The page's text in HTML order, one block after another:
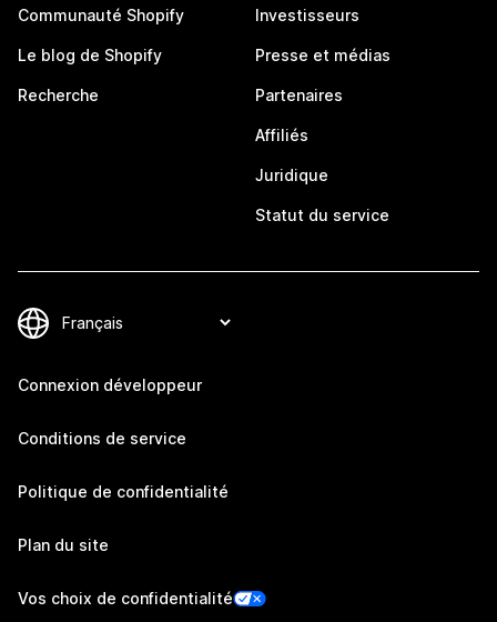
Communauté Shopify
Le blog de Shopify
Recherche
Investisseurs
Presse et médias
Partenaires
Affiliés
Juridique
Statut du service
Connexion développeur
Conditions de service
Politique de confidentialité
Plan du site
Vos choix de confidentialité